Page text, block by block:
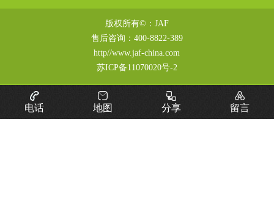
版权所有©：JAF
售后咨询： 400-8822-389
http//www.jaf-china.com
苏ICP备11070020号-2
电话 地图 分享 留言